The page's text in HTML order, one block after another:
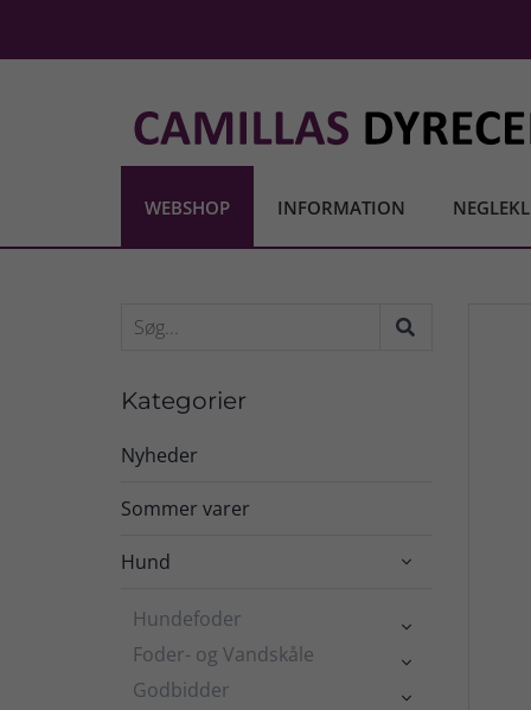
WEBSHOP INFORMATION
Kategorier
Nyheder
Sommer varer
Hund 
Hundefoder 
Foder- og Vandskåle 
Godbidder 